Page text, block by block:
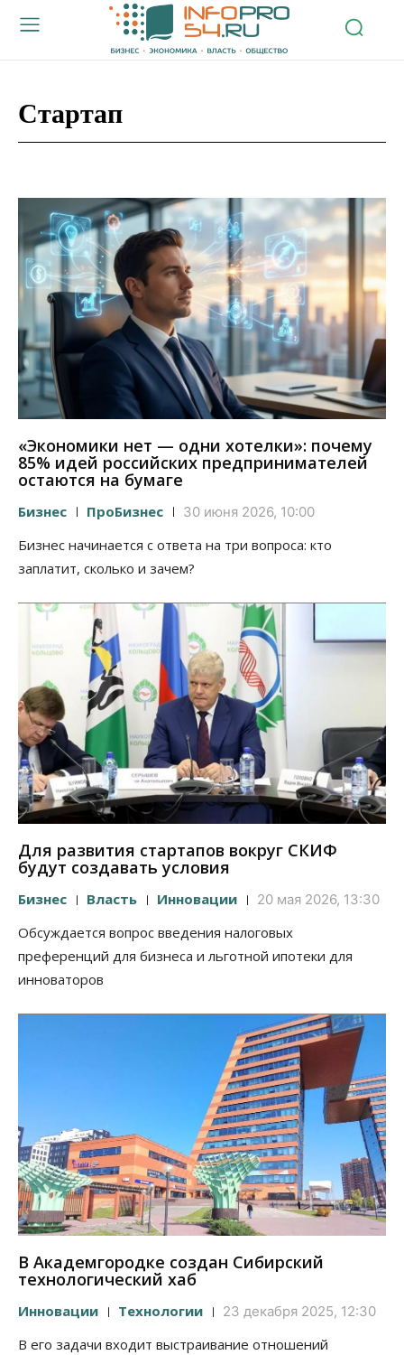
Стартап
«Экономики нет — одни хотелки»: почему
85% идей российских предпринимателей
остаются на бумаге
Бизнес ПроБизнес 30 июня 2026, 10:00
Бизнес начинается с ответа на три вопроса: кто
заплатит, сколько и зачем?
Для развития стартапов вокруг СКИФ
будут создавать условия
Бизнес Власть Инновации 20 мая 2026, 13:30
Обсуждается вопрос введения налоговых
преференций для бизнеса и льготной ипотеки для
инноваторов
В Академгородке создан Сибирский
технологический хаб
Инновации Технологии 23 декабря 2025, 12:30
В его задачи входит выстраивание отношений